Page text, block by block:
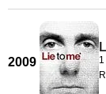
2009